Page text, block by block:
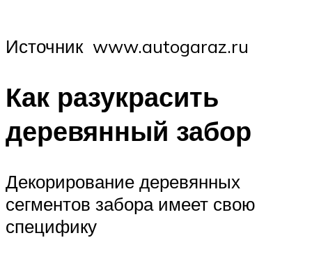
Источник www.autogaraz.ru
Как разукрасить
деревянный забор
Декорирование деревянных
сегментов забора имеет свою
специфику